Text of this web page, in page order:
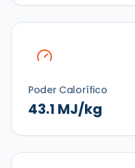
Poder Calorífico
43.1 MJ/kg